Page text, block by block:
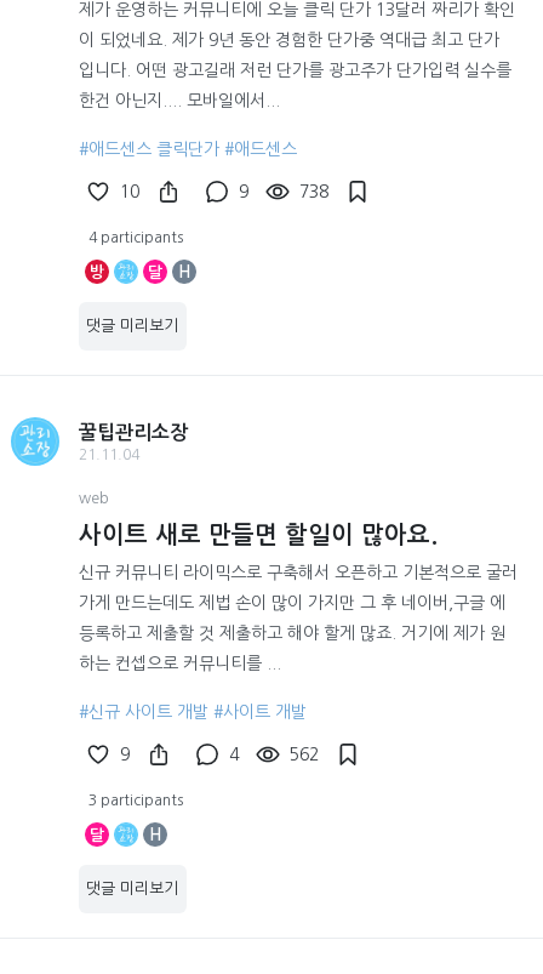
제가 운영하는 커뮤니티에 오늘 클릭 단가 13달러 짜리가 확인
이 되었네요. 제가 9년 동안 경험한 단가중 역대급 최고 단가
입니다. 어떤 광고길래 저런 단가를 광고주가 단가입력 실수를
한건 아닌지.... 모바일에서...
#애드센스 클릭단가 #애드센스
10 9 738
4 participants
방 달 H
댓글 미리보기
꿀팁관리소장
21.11.04
web
사이트 새로 만들면 할일이 많아요.
신규 커뮤니티 라이믹스로 구축해서 오픈하고 기본적으로 굴러
가게 만드는데도 제법 손이 많이 가지만 그 후 네이버,구글 에
등록하고 제출할 것 제출하고 해야 할게 많죠. 거기에 제가 원
하는 컨셉으로 커뮤니티를 ...
#신규 사이트 개발 #사이트 개발
9 4 562
3 participants
달 H
댓글 미리보기